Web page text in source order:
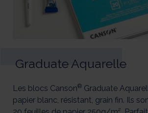
Graduate Aquarelle
Les blocs Canson® Graduate
papier blanc, résistant, grain fin. Ils